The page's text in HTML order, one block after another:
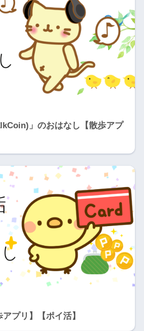
」のおはなし【散歩アプ
プリ】【ポイ活】